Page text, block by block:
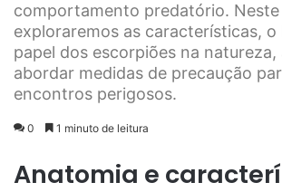
comportamento predatório.
exploraremos as características,
papel dos escorpiões na natureza,
abordar medidas de precaução
encontros perigosos.
0 1 minuto de leitura
Anatomia e